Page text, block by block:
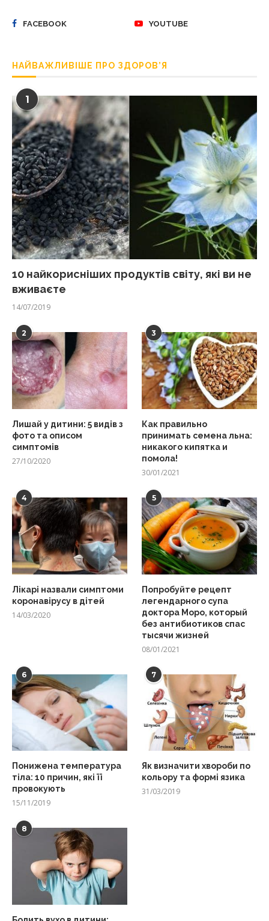
FACEBOOK YOUTUBE
НАЙВАЖЛИВІШЕ ПРО ЗДОРОВ’Я
1
10 найкорисніших продуктів світу, які ви не
вживаєте
14/07/2019
2
Лишай у дитини: 5 видів з
фото та описом
симптомів
27/10/2020
3
Как правильно
принимать семена льна:
никакого кипятка и
помола!
30/01/2021
4
Лікарі назвали симптоми
коронавірусу в дітей
14/03/2020
5
Попробуйте рецепт
легендарного супа
доктора Моро, который
без антибиотиков спас
тысячи жизней
08/01/2021
6
Понижена температура
тіла: 10 причин, які її
провокують
15/11/2019
7
Як визначити хвороби по
кольору та формі язика
31/03/2019
8